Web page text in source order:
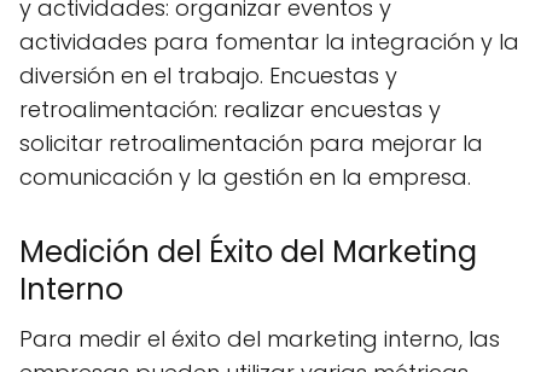
y actividades: organizar eventos y
actividades para fomentar la integración y la
diversión en el trabajo. Encuestas y
retroalimentación: realizar encuestas y
solicitar retroalimentación para mejorar la
comunicación y la gestión en la empresa.
Medición del Éxito del Marketing
Interno
Para medir el éxito del marketing interno, las